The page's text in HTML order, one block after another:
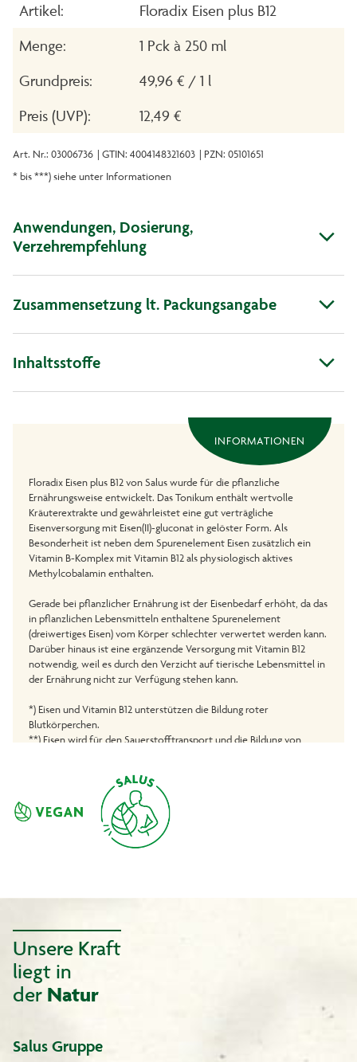
Artikel:
Floradix Eisen plus B12
Menge:
1 Pck à 250 ml
Grundpreis:
49,96 € / 1 l
Preis (UVP):
12,49 €
Art. Nr.: 03006736 | GTIN: 4004148321603 | PZN: 05101651
* bis ***) siehe unter Informationen
Anwendungen, Dosierung,
Verzehrempfehlung
Zusammensetzung lt. Packungsangabe
Inhaltsstoffe
INFORMATIONEN
Floradix Eisen plus B12 von Salus wurde für die pflanzliche
Ernährungsweise entwickelt. Das Tonikum enthält wertvolle
Kräuterextrakte und gewährleistet eine gut verträgliche
Eisenversorgung mit Eisen(II)-gluconat in gelöster Form. Als
Besonderheit ist neben dem Spurenelement Eisen zusätzlich ein
Vitamin B-Komplex mit Vitamin B12 als physiologisch aktives
Methylcobalamin enthalten.
Gerade bei pflanzlicher Ernährung ist der Eisenbedarf erhöht, da das
in pflanzlichen Lebensmitteln enthaltene Spurenelement
(dreiwertiges Eisen) vom Körper schlechter verwertet werden kann.
Darüber hinaus ist eine ergänzende Versorgung mit Vitamin B12
notwendig, weil es durch den Verzicht auf tierische Lebensmittel in
der Ernährung nicht zur Verfügung stehen kann.
*) Eisen und Vitamin B12 unterstützen die Bildung roter
Blutkörperchen.
**) Eisen wird für den Sauerstofftransport und die Bildung von
den normalen Energiestoffwechsel. Sie tragen zur Verringerung von
Müdigkeit und Ermüdung bei (Ausnahme: B1).
Unsere Kraft
liegt in
der Natur
Salus Gruppe